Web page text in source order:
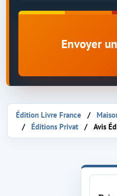
Envoyer
Édition Livre France
Éditions Privat
Avis
Avis sur